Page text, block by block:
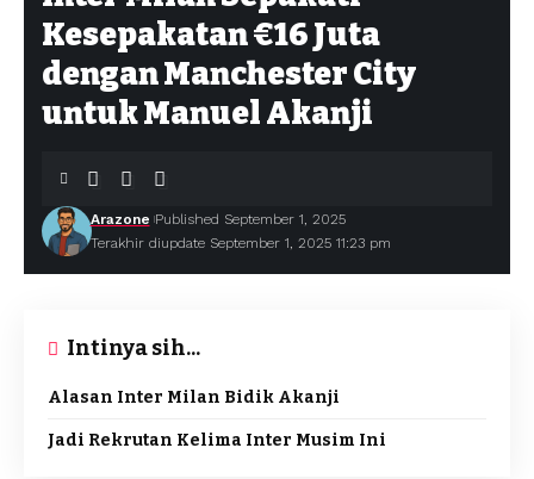
Kesepakatan €16 Juta
dengan Manchester City
untuk Manuel Akanji
Terakhir diupdate September 1, 2025 11:23 pm
Arazone Published September 1, 2025
Intinya sih...
Alasan Inter Milan Bidik Akanji
Jadi Rekrutan Kelima Inter Musim Ini